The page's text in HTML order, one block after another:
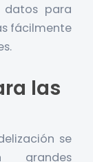
datos para
fácilmente
las
se
grandes